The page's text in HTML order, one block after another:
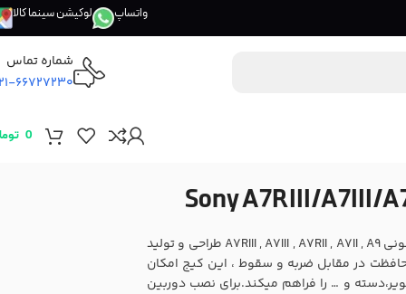
واتساپ لوکیشن سینما کالا
شماره تماس
66727230
0
کیج دوربین AdatFlex مدل AF-CA7RIII برای دوربین های سونی A7RIII , A7III , A7RII , A7II , A9 طراحی و تولید
در مقابل ضربه و سقوط ، این کیج امکان
و … را فراهم میکند.برای نصب دوربین